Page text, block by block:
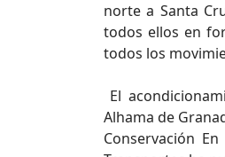
norte a Santa
todos ellos en
todos los
El
Alhama de
Conservación